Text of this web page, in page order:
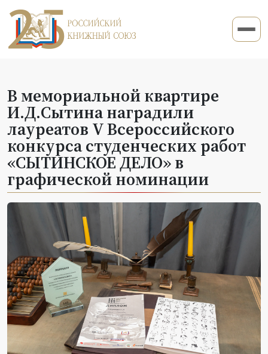
В мемориальной квартире
И.Д.Сытина наградили
лауреатов V Всероссийского
конкурса студенческих работ
«СЫТИНСКОЕ ДЕЛО» в
графической номинации